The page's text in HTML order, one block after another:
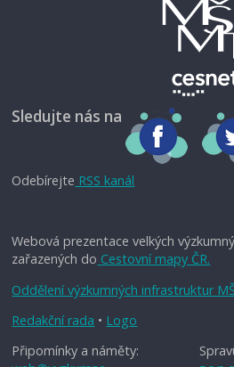
Sledujte nás na
Odebírejte RSS kanál
Webová prezentace velkých
zařazených do Cestovní mapy ČR.
Oddělení výzkumných infrastruktur
Redakční rada • Logo
Připomínky a náměty: